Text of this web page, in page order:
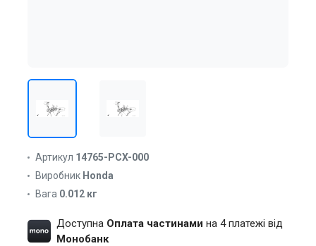
Артикул 14765-PCX-000
Виробник Honda
Вага 0.012 кг
Доступна Оплата частинами на 4 платежі від
Монобанк